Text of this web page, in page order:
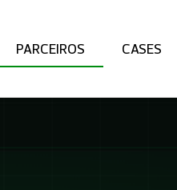
PARCEIROS CASES